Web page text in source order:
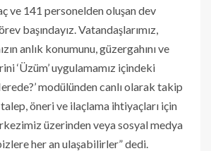
ve 141 personelden oluşan dev
başındayız. Vatandaşlarımız,
anlık konumunu, güzergahını ve
‘Üzüm’ uygulamamız içindeki
modülünden canlı olarak takip
öneri ve ilaçlama ihtiyaçları için
üzerinden veya sosyal medya
her an ulaşabilirler” dedi.